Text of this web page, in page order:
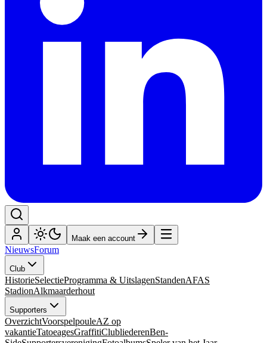
Maak een account
NieuwsForum
Club
HistorieSelectieProgramma & UitslagenStandenAFAS
StadionAlkmaarderhout
Supporters
OverzichtVoorspelpouleAZ op
vakantieTatoeagesGraffitiClubliederenBen-